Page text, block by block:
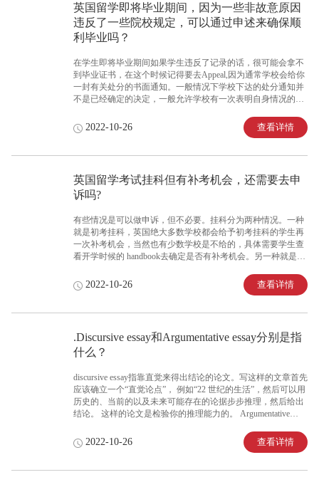
英国留学即将毕业期间，因为一些非故意原因
违反了一些院校规定，可以通过申述来确保顺
利毕业吗？
在学生即将毕业期间如果学生违反了记录的话，很可能会拿不
到毕业证书，在这个时候记得要去Appeal,因为通常学校会给你
一封有关处分的书面通知。一般情况下学校下达的处分通知并
不是已经确定的决定，一般允许学校有一次表明自身情况的机
求学校重新审理。通过这次的机会你可以申诉成功，顺利毕
业。
2022-10-26 查看详情
英国留学考试挂科但有补考机会，还需要去申
诉吗?
有些情况是可以做申诉，但不必要。挂科分为两种情况。一种
就是初考挂科，英国绝大多数学校都会给予初考挂科的学生再
一次补考机会，当然也有少数学校是不给的，具体需要学生查
看开学时候的 handbook去确定是否有补考机会。另一种就是补
机会，这种就是补考挂科，一般这种情况下学校是不会再考虑
给予学生再一次补考的机会了，也就是说你无法获得满学分，
2022-10-26 查看详情
.Discursive essay和Argumentative essay分别是指
什么？
discursive essay指靠直觉来得出结论的论文。写这样的文章首先
应该确立一个“直觉论点”， 例如“22 世纪的生活”，然后可以用
历史的、当前的以及未来可能存在的论据步步推理，然后给出
结论。 这样的论文是检验你的推理能力的。 Argumentative
是告知而不是说服。此类型的论文包括两个对立论点的所有辩
证信息，就像是与自己的观点辩论。
2022-10-26 查看详情